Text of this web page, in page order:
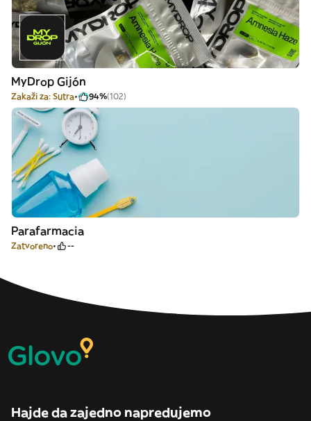
MyDrop Gijón
Zakaži za: Sutra 94%(102)
Parafarmacia
Zatvoreno --
Hajde da zajedno napredujemo